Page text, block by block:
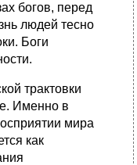
богов, перед
людей тесно
Боги
трактовки
Именно в
мира
как